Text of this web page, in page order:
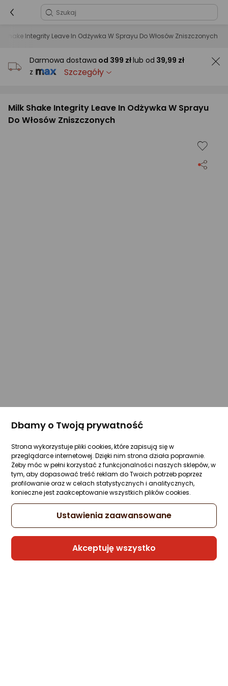
Shake Integrity Leave In Odżywka W Sprayu Do Włosów Zniszczonych
Darmowa dostawa od 399 złlub od 39,99 zł
z
Szczegóły
Milk Shake Integrity Leave In Odżywka W Sprayu
Do Włosów Zniszczonych
Dbamy o Twoją prywatność
Strona wykorzystuje pliki cookies, które zapisują się w
przeglądarce internetowej. Dzięki nim strona działa poprawnie.
Żeby móc w pełni korzystać z funkcjonalności naszych sklepów, w
tym, aby dopasować treść reklam do Twoich potrzeb poprzez
profilowanie oraz w celach statystycznych i analitycznych,
konieczne jest zaakceptowanie wszystkich plików cookies.
Ustawienia zaawansowane
Akceptuję wszystko